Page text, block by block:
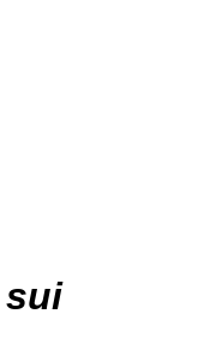
sui